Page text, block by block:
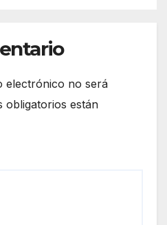
electrónico no será
obligatorios están